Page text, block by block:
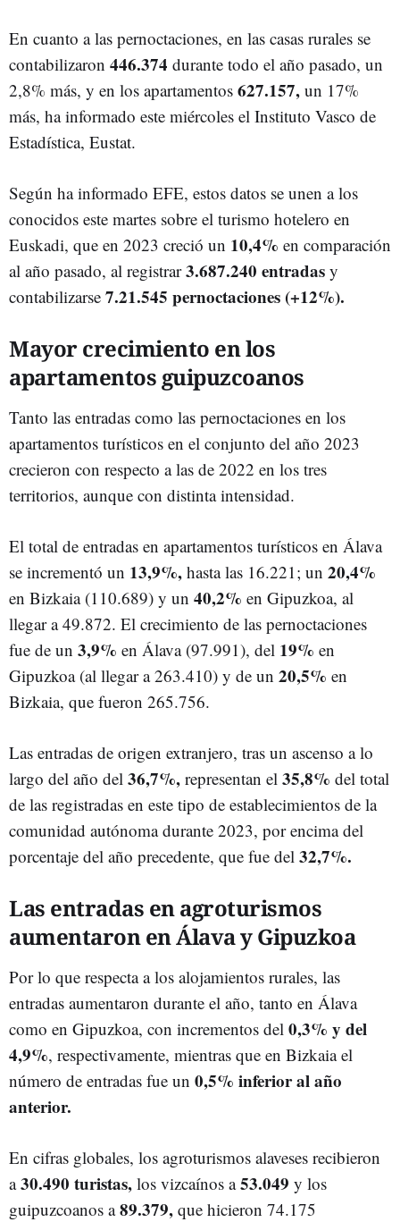
En cuanto a las pernoctaciones, en las casas rurales se
contabilizaron 446.374 durante todo el año pasado, un
2,8% más, y en los apartamentos 627.157, un 17%
más, ha informado este miércoles el Instituto Vasco de
Estadística, Eustat.
Según ha informado EFE, estos datos se unen a los
conocidos este martes sobre el turismo hotelero en
Euskadi, que en 2023 creció un 10,4% en comparación
al año pasado, al registrar3.687.240 entradas y
contabilizarse 7.21.545 pernoctaciones (+12%).
Mayor crecimiento en los
apartamentos guipuzcoanos
Tanto las entradas como las pernoctaciones en los
apartamentos turísticos en el conjunto del año 2023
crecieron con respecto a las de 2022 en los tres
territorios, aunque con distinta intensidad.
El total de entradas en apartamentos turísticos en Álava
se incrementó un 13,9%, hasta las 16.221; un 20,4%
en Bizkaia (110.689) y un 40,2% en Gipuzkoa, al
llegar a 49.872. El crecimiento de las pernoctaciones
fue de un 3,9% en Álava (97.991), del 19% en
Gipuzkoa (al llegar a 263.410) y de un 20,5% en
Bizkaia, que fueron 265.756.
Las entradas de origen extranjero, tras un ascenso a lo
largo del año del 36,7%, representan el 35,8% del total
de las registradas en este tipo de establecimientos de la
comunidad autónoma durante 2023, por encima del
porcentaje del año precedente, que fue del 32,7%.
Las entradas en agroturismos
aumentaron en Álava y Gipuzkoa
Por lo que respecta a los alojamientos rurales, las
entradas aumentaron durante el año, tanto en Álava
como en Gipuzkoa, con incrementos del 0,3% y del
4,9%, respectivamente, mientras que en Bizkaia el
número de entradas fue un 0,5% inferior al año
anterior.
En cifras globales, los agroturismos alaveses recibieron
a30.490 turistas, los vizcaínos a53.049 y los
guipuzcoanos a89.379, que hicieron 74.175